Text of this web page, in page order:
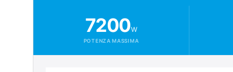
7200W
POTENZA MASSIMA